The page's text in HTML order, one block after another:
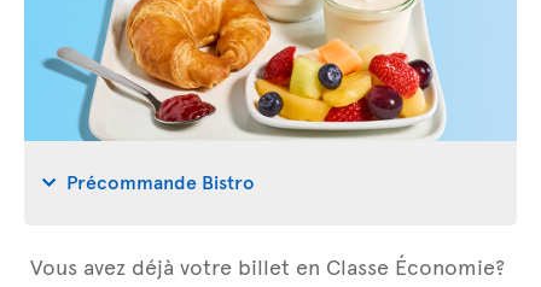
Précommande Bistro
Vous avez déjà votre billet en Classe Économie?